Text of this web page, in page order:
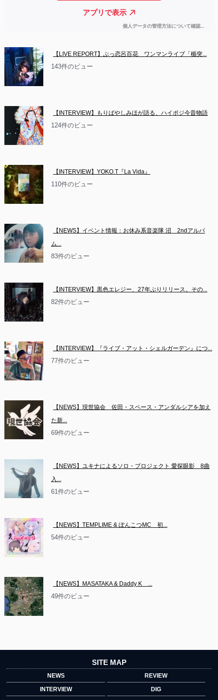
【LIVE REPORT】ぶっ恋呂百花　ワンマンライブ「楯突...
143件のビュー
【INTERVIEW】もりばやしみほが語る、ハイポジ今昔物語
124件のビュー
【INTERVIEW】YOKO.T『La Vida』
110件のビュー
【NEWS】イベント情報：お休み系音楽隊 沼　2ndアルバ
ム...
83件のビュー
【INTERVIEW】黒色エレジー、27年ぶりリリース。その...
82件のビュー
【INTERVIEW】『ライブ・アット・シェルガーデン』につ...
77件のビュー
【NEWS】現世協会　佐田・スペース・アンダルシアを加え
た新...
69件のビュー
【NEWS】ユキナによるソロ・プロジェクト 愛探眼影　8曲
入...
61件のビュー
【NEWS】TEMPLIME & ぽんこつMC　初...
54件のビュー
【NEWS】MASATAKA & Daddy K　...
49件のビュー
SITE MAP
NEWS
REVIEW
INTERVIEW
DIG